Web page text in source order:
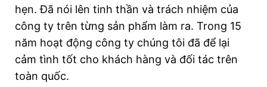
hẹn. Đã nói lên tinh thần và trách nhiệm của
công ty trên từng sản phẩm làm ra. Trong 15
năm hoạt động công ty chúng tôi đã để lại
cảm tình tốt cho khách hàng và đối tác trên
toàn quốc.